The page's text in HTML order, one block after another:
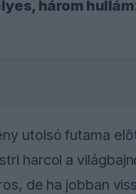
három
utolsó futama
harcol a
de ha jobban